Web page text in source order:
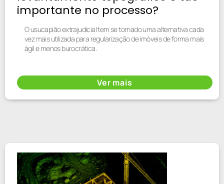
importante no processo?
O usucapião extrajudicial tem se tornado uma alternativa cada
vez mais utilizada para regularização de imóveis de forma mais
ágil e menos burocrática.
Ver mais